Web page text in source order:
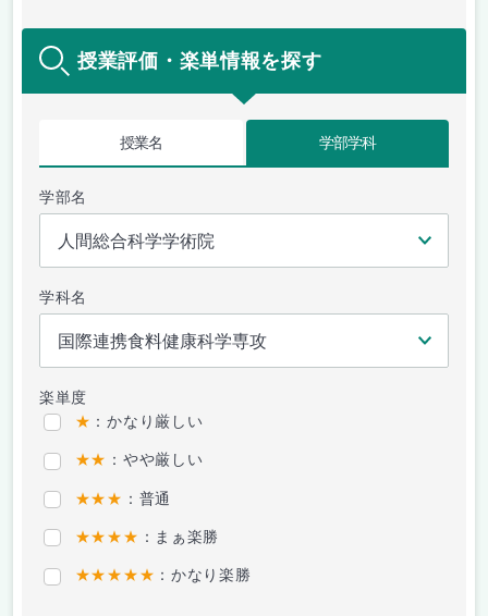
授業評価・楽単情報を探す
授業名 学部学科
学部名
学科名
楽単度
★ ：かなり厳しい
★★ ：やや厳しい
★★★ ：普通
★★★★ ：まぁ楽勝
★★★★★ ：かなり楽勝